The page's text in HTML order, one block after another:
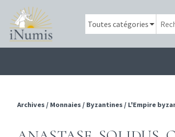
Archives / Monnaies / Byzantines / L'Empire